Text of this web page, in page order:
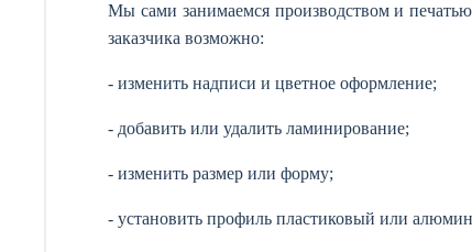
Мы сами занимаемся производством и
заказчика возможно:
- изменить надписи и цветное оформление;
- добавить или удалить ламинирование;
- изменить размер или форму;
- установить профиль пластиковый или